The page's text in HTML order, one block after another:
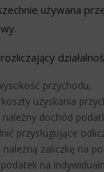
używana
przychodu,
uzyskania
należny dochód
przysługujące
należną zaliczkę na
podatek na